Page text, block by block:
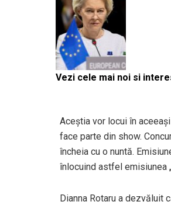
Vezi cele mai noi si
Aceștia vor locui în
face parte din show.
încheia cu o nuntă.
înlocuind astfel emisiunea
Dianna Rotaru a dezvăluit